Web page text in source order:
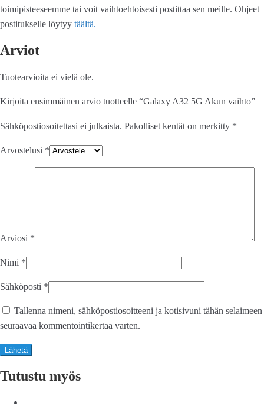
toimipisteeseemme tai voit vaihtoehtoisesti postittaa sen meille. Ohjeet
postitukselle löytyy täältä.
Arviot
Tuotearvioita ei vielä ole.
Kirjoita ensimmäinen arvio tuotteelle “Galaxy A32 5G Akun vaihto”
Sähköpostiosoitettasi ei julkaista. Pakolliset kentät on merkitty *
Arvostelusi *
Arviosi *
Nimi *
Sähköposti *
Tallenna nimeni, sähköpostiosoitteeni ja kotisivuni tähän selaimeen
seuraavaa kommentointikertaa varten.
Tutustu myös